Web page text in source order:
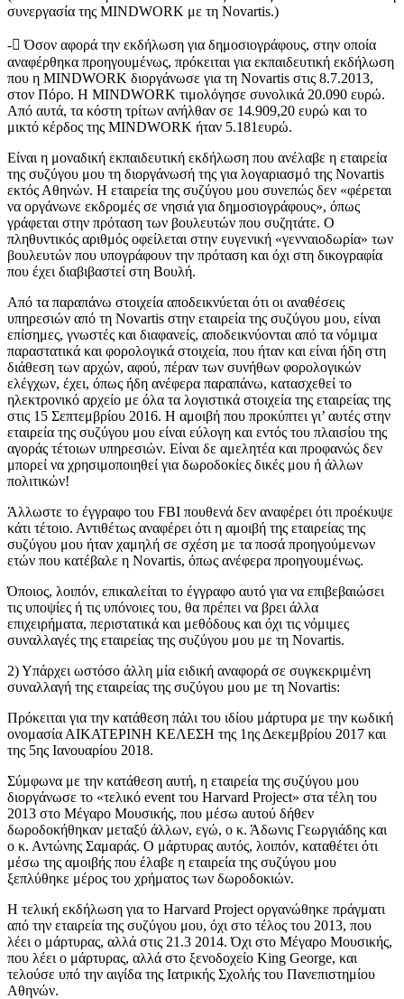
συνεργασία της MINDWORK με τη Novartis.)
- Όσον αφορά την εκδήλωση για δημοσιογράφους, στην οποία
αναφέρθηκα προηγουμένως, πρόκειται για εκπαιδευτική εκδήλωση
που η MINDWORK διοργάνωσε για τη Novartis στις 8.7.2013,
στον Πόρο. Η MINDWORK τιμολόγησε συνολικά 20.090 ευρώ.
Από αυτά, τα κόστη τρίτων ανήλθαν σε 14.909,20 ευρώ και το
μικτό κέρδος της MINDWORK ήταν 5.181ευρώ.
Είναι η μοναδική εκπαιδευτική εκδήλωση που ανέλαβε η εταιρεία
της συζύγου μου τη διοργάνωσή της για λογαριασμό της Novartis
εκτός Αθηνών. Η εταιρεία της συζύγου μου συνεπώς δεν «φέρεται
να οργάνωνε εκδρομές σε νησιά για δημοσιογράφους», όπως
γράφεται στην πρόταση των βουλευτών που συζητάτε. Ο
πληθυντικός αριθμός οφείλεται στην ευγενική «γενναιοδωρία» των
βουλευτών που υπογράφουν την πρόταση και όχι στη δικογραφία
που έχει διαβιβαστεί στη Βουλή.
Από τα παραπάνω στοιχεία αποδεικνύεται ότι οι αναθέσεις
υπηρεσιών από τη Novartis στην εταιρεία της συζύγου μου, είναι
επίσημες, γνωστές και διαφανείς, αποδεικνύονται από τα νόμιμα
παραστατικά και φορολογικά στοιχεία, που ήταν και είναι ήδη στη
διάθεση των αρχών, αφού, πέραν των συνήθων φορολογικών
ελέγχων, έχει, όπως ήδη ανέφερα παραπάνω, κατασχεθεί το
ηλεκτρονικό αρχείο με όλα τα λογιστικά στοιχεία της εταιρείας της
στις 15 Σεπτεμβρίου 2016. Η αμοιβή που προκύπτει γι’ αυτές στην
εταιρεία της συζύγου μου είναι εύλογη και εντός του πλαισίου της
αγοράς τέτοιων υπηρεσιών. Είναι δε αμελητέα και προφανώς δεν
μπορεί να χρησιμοποιηθεί για δωροδοκίες δικές μου ή άλλων
πολιτικών!
Άλλωστε το έγγραφο του FBI πουθενά δεν αναφέρει ότι προέκυψε
κάτι τέτοιο. Αντιθέτως αναφέρει ότι η αμοιβή της εταιρείας της
συζύγου μου ήταν χαμηλή σε σχέση με τα ποσά προηγούμενων
ετών που κατέβαλε η Novartis, όπως ανέφερα προηγουμένως.
Όποιος, λοιπόν, επικαλείται το έγγραφο αυτό για να επιβεβαιώσει
τις υποψίες ή τις υπόνοιες του, θα πρέπει να βρει άλλα
επιχειρήματα, περιστατικά και μεθόδους και όχι τις νόμιμες
συναλλαγές της εταιρείας της συζύγου μου με τη Novartis.
2) Υπάρχει ωστόσο άλλη μία ειδική αναφορά σε συγκεκριμένη
συναλλαγή της εταιρείας της συζύγου μου με τη Novartis:
Πρόκειται για την κατάθεση πάλι του ιδίου μάρτυρα με την κωδική
ονομασία ΑΙΚΑΤΕΡΙΝΗ ΚΕΛΕΣΗ της 1ης Δεκεμβρίου 2017 και
της 5ης Ιανουαρίου 2018.
Σύμφωνα με την κατάθεση αυτή, η εταιρεία της συζύγου μου
διοργάνωσε το «τελικό event του Harvard Project» στα τέλη του
2013 στο Μέγαρο Μουσικής, που μέσω αυτού δήθεν
δωροδοκήθηκαν μεταξύ άλλων, εγώ, ο κ. Άδωνις Γεωργιάδης και
ο κ. Αντώνης Σαμαράς. Ο μάρτυρας αυτός, λοιπόν, καταθέτει ότι
μέσω της αμοιβής που έλαβε η εταιρεία της συζύγου μου
ξεπλύθηκε μέρος του χρήματος των δωροδοκιών.
Η τελική εκδήλωση για το Harvard Project οργανώθηκε πράγματι
από την εταιρεία της συζύγου μου, όχι στο τέλος του 2013, που
λέει ο μάρτυρας, αλλά στις 21.3 2014. Όχι στο Μέγαρο Μουσικής,
που λέει ο μάρτυρας, αλλά στο ξενοδοχείο King George, και
τελούσε υπό την αιγίδα της Ιατρικής Σχολής του Πανεπιστημίου
Αθηνών.